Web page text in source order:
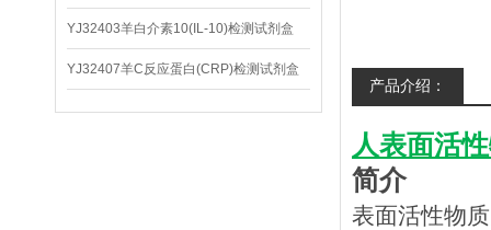
盒
YJ32403羊白介素10(IL-10)检测试剂盒
YJ32407羊C反应蛋白(CRP)检测试剂盒
产品介绍：
人表面活
简介
表面活性物